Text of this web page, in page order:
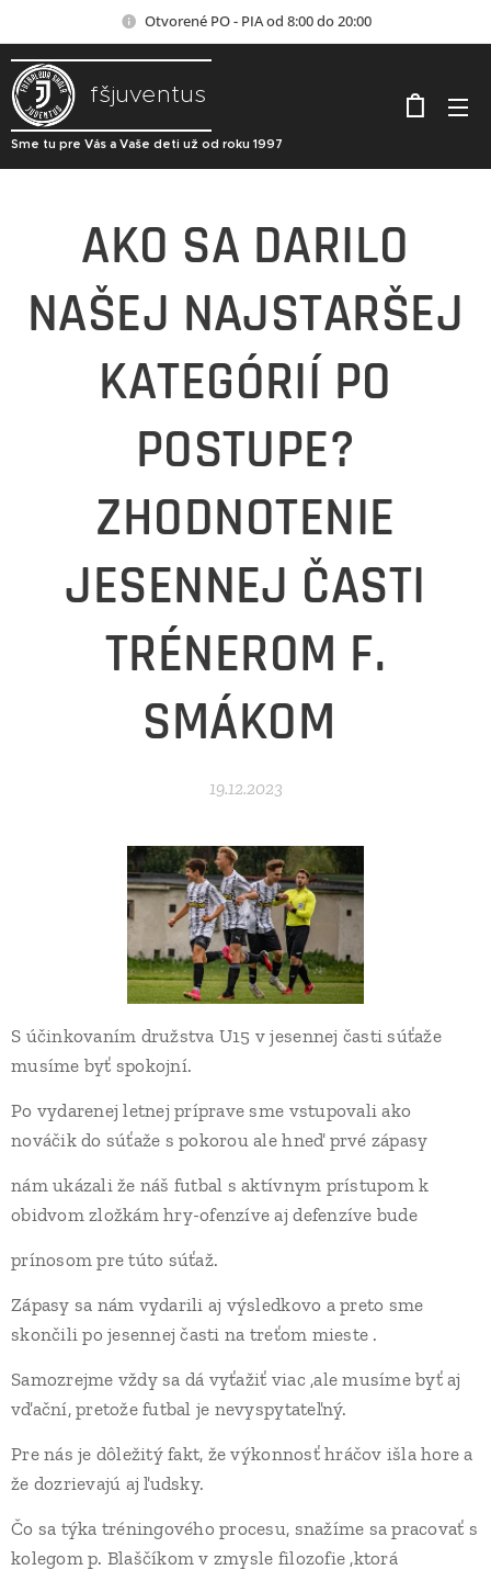
Otvorené PO - PIA od 8:00 do 20:00
fšjuventus
Sme tu pre Vás a Vaše deti už od roku 1997
AKO SA DARILO
NAŠEJ NAJSTARŠEJ
KATEGÓRIÍ PO
POSTUPE?
ZHODNOTENIE
JESENNEJ ČASTI
TRÉNEROM F.
SMÁKOM
19.12.2023
S účinkovaním družstva U15 v jesennej časti súťaže
musíme byť spokojní.
Po vydarenej letnej príprave sme vstupovali ako
nováčik do súťaže s pokorou ale hneď prvé zápasy
nám ukázali že náš futbal s aktívnym prístupom k
obidvom zložkám hry-ofenzíve aj defenzíve bude
prínosom pre túto súťaž.
Zápasy sa nám vydarili aj výsledkovo a preto sme
skončili po jesennej časti na treťom mieste .
Samozrejme vždy sa dá vyťažiť viac ,ale musíme byť aj
vďační, pretože futbal je nevyspytateľný.
Pre nás je dôležitý fakt, že výkonnosť hráčov išla hore a
že dozrievajú aj ľudsky.
Čo sa týka tréningového procesu, snažíme sa pracovať s
kolegom p. Blaščíkom v zmysle filozofie ,ktorá